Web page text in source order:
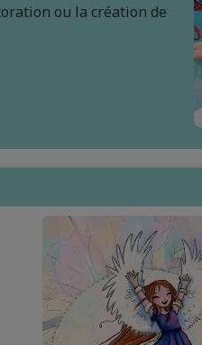
ou la création de